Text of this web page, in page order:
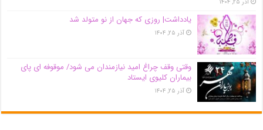
یادداشت| روزی که جهان از نو متولد شد
آذر ۲۵, ۱۴۰۴
وقتی وقف چراغ امید نیازمندان می شود/ موقوفه ای پای
بیماران کلیوی ایستاد
آذر ۲۵, ۱۴۰۴